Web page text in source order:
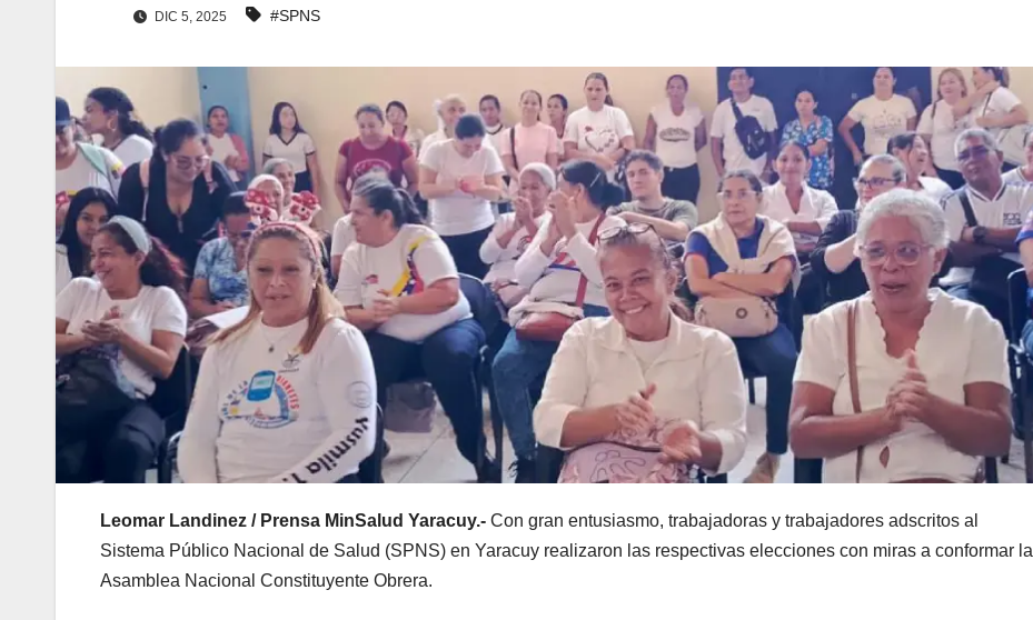
DIC 5, 2025 #SPNS
Leomar Landinez / Prensa MinSalud Yaracuy.- Con gran entusiasmo, trabajadoras y trabajadores adscritos al
Sistema Público Nacional de Salud (SPNS) en Yaracuy realizaron las respectivas elecciones con miras a conformar la
Asamblea Nacional Constituyente Obrera.